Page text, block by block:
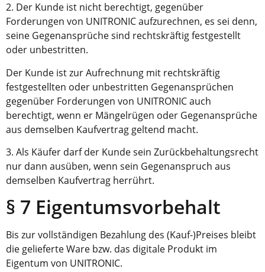
2. Der Kunde ist nicht berechtigt, gegenüber
Forderungen von UNITRONIC aufzurechnen, es sei denn,
seine Gegenansprüche sind rechtskräftig festgestellt
oder unbestritten.
Der Kunde ist zur Aufrechnung mit rechtskräftig
festgestellten oder unbestritten Gegenansprüchen
gegenüber Forderungen von UNITRONIC auch
berechtigt, wenn er Mängelrügen oder Gegenansprüche
aus demselben Kaufvertrag geltend macht.
3. Als Käufer darf der Kunde sein Zurückbehaltungsrecht
nur dann ausüben, wenn sein Gegenanspruch aus
demselben Kaufvertrag herrührt.
§ 7 Eigentumsvorbehalt
Bis zur vollständigen Bezahlung des (Kauf-)Preises bleibt
die gelieferte Ware bzw. das digitale Produkt im
Eigentum von UNITRONIC.